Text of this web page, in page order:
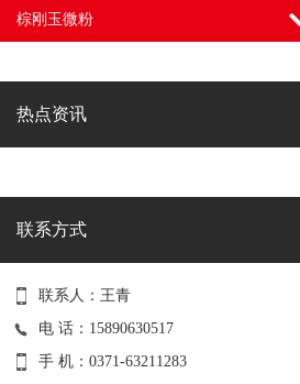
棕刚玉微粉
热点资讯
联系方式
联系人：王青
电 话：15890630517
手 机：0371-63211283